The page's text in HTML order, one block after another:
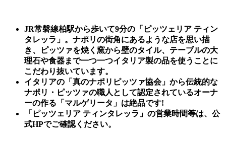
JR常磐線柏駅から歩いて9分の「ピッツェリア ティン
タレッラ」。ナポリの街角にあるような店を思い描
き、ピッツァを焼く窯から壁のタイル、テーブルの大
理石や食器まで一つ一つイタリア製の品を使うことに
こだわり抜いています。
イタリアの「真のナポリピッツァ協会」から伝統的な
ナポリ・ピッツァの職人として認定されているオーナ
ーの作る「マルゲリータ」は絶品です!
「ピッツェリア ティンタレッラ」の営業時間等は、公
式HPでご確認ください。